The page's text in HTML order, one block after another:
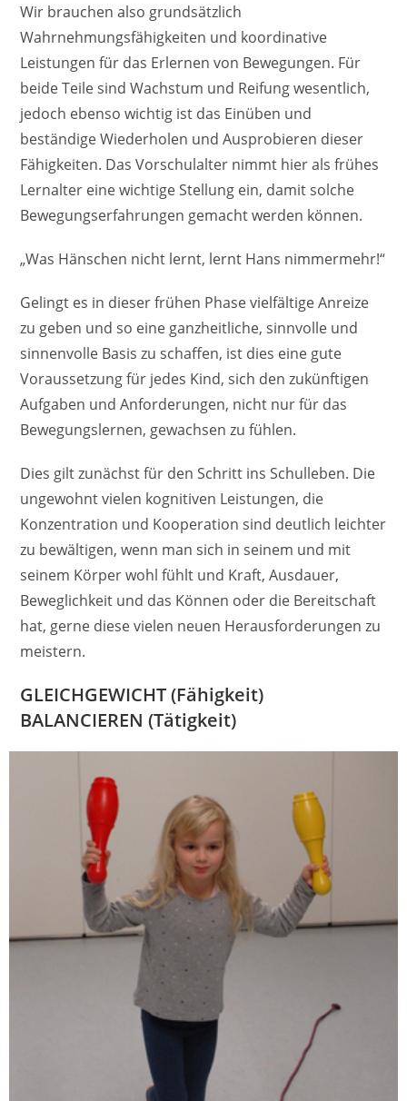
Wir brauchen also grundsätzlich
Wahrnehmungsfähigkeiten und koordinative
Leistungen für das Erlernen von Bewegungen. Für
beide Teile sind Wachstum und Reifung wesentlich,
jedoch ebenso wichtig ist das Einüben und
beständige Wiederholen und Ausprobieren dieser
Fähigkeiten. Das Vorschulalter nimmt hier als frühes
Lernalter eine wichtige Stellung ein, damit solche
Bewegungserfahrungen gemacht werden können.
„Was Hänschen nicht lernt, lernt Hans nimmermehr!“
Gelingt es in dieser frühen Phase vielfältige Anreize
zu geben und so eine ganzheitliche, sinnvolle und
sinnenvolle Basis zu schaffen, ist dies eine gute
Voraussetzung für jedes Kind, sich den zukünftigen
Aufgaben und Anforderungen, nicht nur für das
Bewegungslernen, gewachsen zu fühlen.
Dies gilt zunächst für den Schritt ins Schulleben. Die
ungewohnt vielen kognitiven Leistungen, die
Konzentration und Kooperation sind deutlich leichter
zu bewältigen, wenn man sich in seinem und mit
seinem Körper wohl fühlt und Kraft, Ausdauer,
Beweglichkeit und das Können oder die Bereitschaft
hat, gerne diese vielen neuen Herausforderungen zu
meistern.
GLEICHGEWICHT (Fähigkeit)
BALANCIEREN (Tätigkeit)